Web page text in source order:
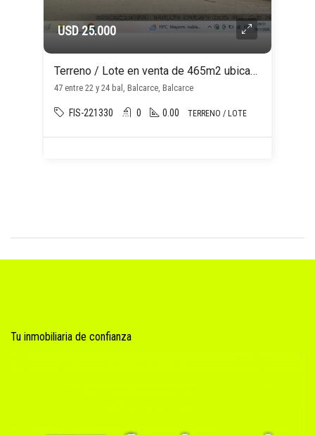
USD 25.000
Terreno / Lote en venta de 465m2 ubicado en Balcarce
47 entre 22 y 24 bal, Balcarce, Balcarce
FIS-221330 0 0.00 TERRENO / LOTE
Tu inmobiliaria de confianza